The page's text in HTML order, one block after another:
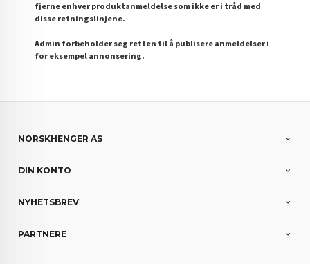
fjerne enhver produktanmeldelse som ikke er i tråd med
disse retningslinjene.
Admin forbeholder seg retten til å publisere anmeldelser i
for eksempel annonsering.
NORSKHENGER AS
DIN KONTO
NYHETSBREV
PARTNERE